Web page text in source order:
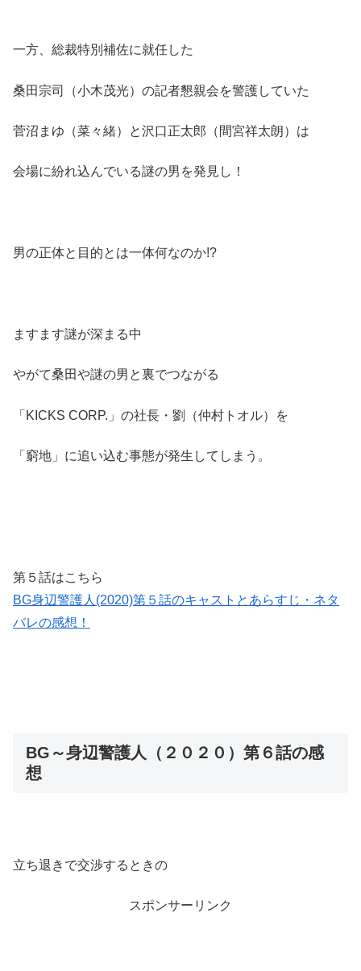
一方、総裁特別補佐に就任した
桑田宗司（小木茂光）の記者懇親会を警護していた
菅沼まゆ（菜々緒）と沢口正太郎（間宮祥太朗）は
会場に紛れ込んでいる謎の男を発見し！
男の正体と目的とは一体何なのか!?
ますます謎が深まる中
やがて桑田や謎の男と裏でつながる
「KICKS CORP.」の社長・劉（仲村トオル）を
「窮地」に追い込む事態が発生してしまう。
第５話はこちら
BG身辺警護人(2020)第５話のキャストとあらすじ・ネタ
バレの感想！
BG～身辺警護人（２０２０）第６話の感
想
立ち退きで交渉するときの
スポンサーリンク